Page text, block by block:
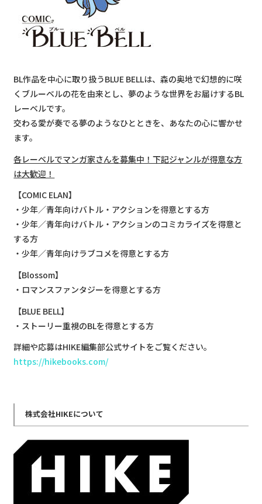
BL作品を中心に取り扱うBLUE BELLは、森の奥地で幻想的に咲
くブルーベルの花を由来とし、夢のような世界をお届けするBL
レーベルです。
交わる愛が奏でる夢のようなひとときを、あなたの心に響かせ
ます。
各レーベルでマンガ家さんを募集中！下記ジャンルが得意な方
は大歓迎！
【COMIC ELAN】
・少年／青年向けバトル・アクションを得意とする方
・少年／青年向けバトル・アクションのコミカライズを得意と
する方
・少年／青年向けラブコメを得意とする方
【Blossom】
・ロマンスファンタジーを得意とする方
【BLUE BELL】
・ストーリー重視のBLを得意とする方
詳細や応募はHIKE編集部公式サイトをご覧ください。
https://hikebooks.com/
株式会社HIKEについて